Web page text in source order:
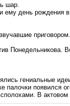
шар.
ему день
приговором.
Понедельникова.
гениальные
палочки появился
В актовом